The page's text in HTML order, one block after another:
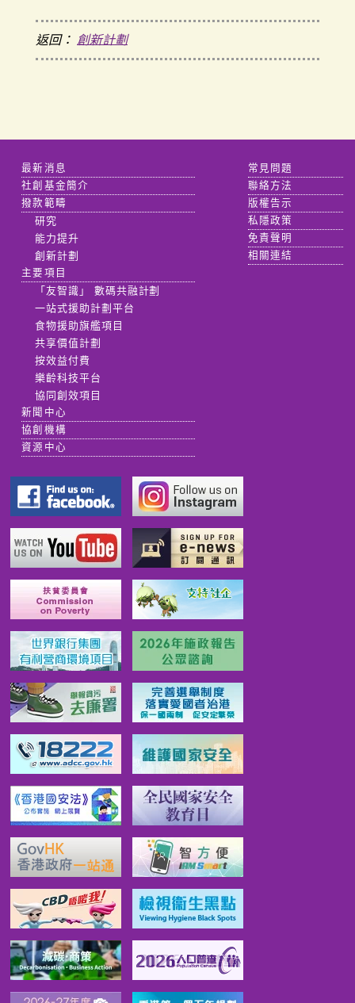
返回： 創新計劃
最新消息
社創基金簡介
撥款範疇
研究
能力提升
創新計劃
主要項目
「友智識」 數碼共融計劃
一站式援助計劃平台
食物援助旗艦項目
共享價值計劃
按效益付費
樂齡科技平台
協同創效項目
新聞中心
協創機構
資源中心
常見問題
聯絡方法
版權告示
私隱政策
免責聲明
相關連結